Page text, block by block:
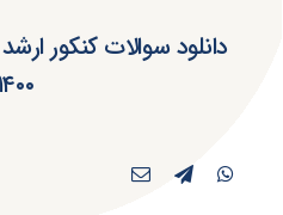
دانلود سوالات کنکور